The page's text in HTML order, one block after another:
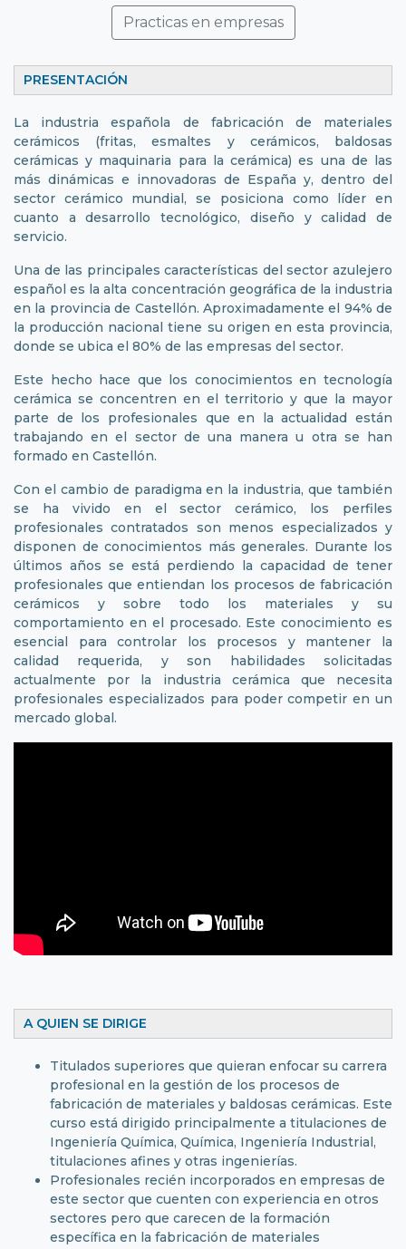
Practicas en empresas
PRESENTACIÓN
La industria española de fabricación de materiales
cerámicos (fritas, esmaltes y cerámicos, baldosas
cerámicas y maquinaria para la cerámica) es una de las
más dinámicas e innovadoras de España y, dentro del
sector cerámico mundial, se posiciona como líder en
cuanto a desarrollo tecnológico, diseño y calidad de
servicio.
Una de las principales características del sector azulejero
español es la alta concentración geográfica de la industria
en la provincia de Castellón. Aproximadamente el 94% de
la producción nacional tiene su origen en esta provincia,
donde se ubica el 80% de las empresas del sector.
Este hecho hace que los conocimientos en tecnología
cerámica se concentren en el territorio y que la mayor
parte de los profesionales que en la actualidad están
trabajando en el sector de una manera u otra se han
formado en Castellón.
Con el cambio de paradigma en la industria, que también
se ha vivido en el sector cerámico, los perfiles
profesionales contratados son menos especializados y
disponen de conocimientos más generales. Durante los
últimos años se está perdiendo la capacidad de tener
profesionales que entiendan los procesos de fabricación
cerámicos y sobre todo los materiales y su
comportamiento en el procesado. Este conocimiento es
esencial para controlar los procesos y mantener la
calidad requerida, y son habilidades solicitadas
actualmente por la industria cerámica que necesita
profesionales especializados para poder competir en un
mercado global.
A QUIEN SE DIRIGE
Titulados superiores que quieran enfocar su carrera
profesional en la gestión de los procesos de
fabricación de materiales y baldosas cerámicas. Este
curso está dirigido principalmente a titulaciones de
Ingeniería Química, Química, Ingeniería Industrial,
titulaciones afines y otras ingenierías.
Profesionales recién incorporados en empresas de
este sector que cuenten con experiencia en otros
sectores pero que carecen de la formación
específica en la fabricación de materiales